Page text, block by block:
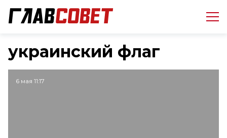
украинский флаг
6 мая 11:17